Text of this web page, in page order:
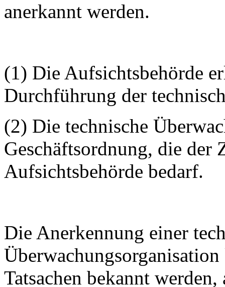
anerkannt werden.
(1) Die Aufsichtsbehörde
Durchführung der
(2) Die technische
Geschäftsordnung, die der
Aufsichtsbehörde bedarf.
Die Anerkennung einer
Tatsachen bekannt